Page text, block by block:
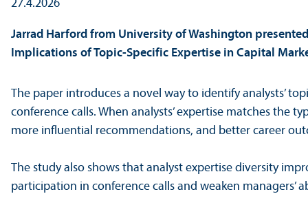
27.4.2026
Jarrad Harford from University of Washington
Implications of Topic-Specific Expertise in Capital
The paper introduces a novel way to identify analysts’
conference calls. When analysts’ expertise matches the
more influential recommendations, and better career
The study also shows that analyst expertise diversity
participation in conference calls and weaken managers’